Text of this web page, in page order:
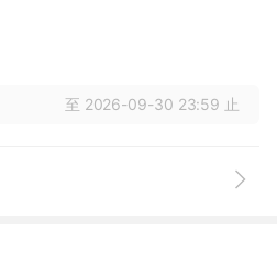
至 2026-09-30 23:59 止